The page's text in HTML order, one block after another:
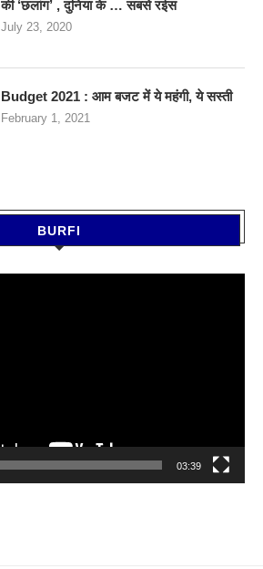
की ‘छलांग’ , दुनिया के … सबसे रईस
July 23, 2020
Budget 2021 : आम बजट में ये महंगी, ये सस्‍ती
February 1, 2021
BURFI
03:39